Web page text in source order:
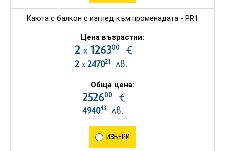
Каюта с балкон с изглед към променадата - PR1
Цена възрастни:
2 х 126300€
2 х 247021 лв.
Обща цена:
252600€
494043лв.
ИЗБЕРИ